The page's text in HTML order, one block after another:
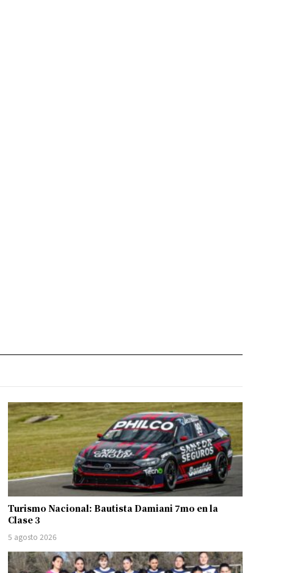
Turismo Nacional: Bautista Damiani 7mo en la
Clase 3
5 agosto 2026